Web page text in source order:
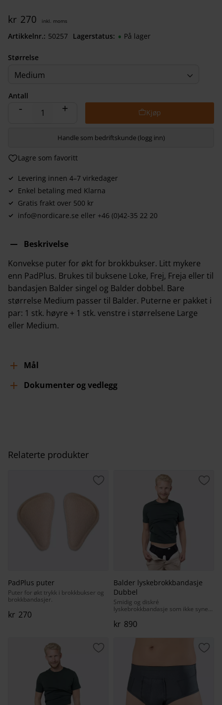
kr 270
Størrelse
Medium
Antall
+
-
Lagre som favoritt
Handle som bedriftskunde (logg inn)
Levering innen 4–7 virkedager
Enkel betaling med Klarna
Gratis frakt over 500 kr
info@nordicare.se eller +46 (0)42-35 22 20
Lagerstatus På lager
Artikkelnr. 502570050
Beskrivelse
Konvekse puter for økt for brokkbukser. Litt mykere
enn PadPlus. Brukes til buksene Loke, Frej, Freja eller til
bandasjen Balder singel og Balder dobbel. Bare
størrelse Medium passer til Balder. Puterne er pakket i
par: 1 stk. høyre + 1 stk. venstre i størrelsene Large
eller Medium.
Mål
Dokumenter og vedlegg
Relaterte produkter
PadPlus puter
Puter for økt trykk i brokkbukser og
brokkbandasjer.
kr 270
Lagre som favoritt
Balder lyskebrokkbandasje
Dubbel
Smidig og diskré
lyskebrokkbandasje som ikke synes
kr 890
Lagre som favoritt